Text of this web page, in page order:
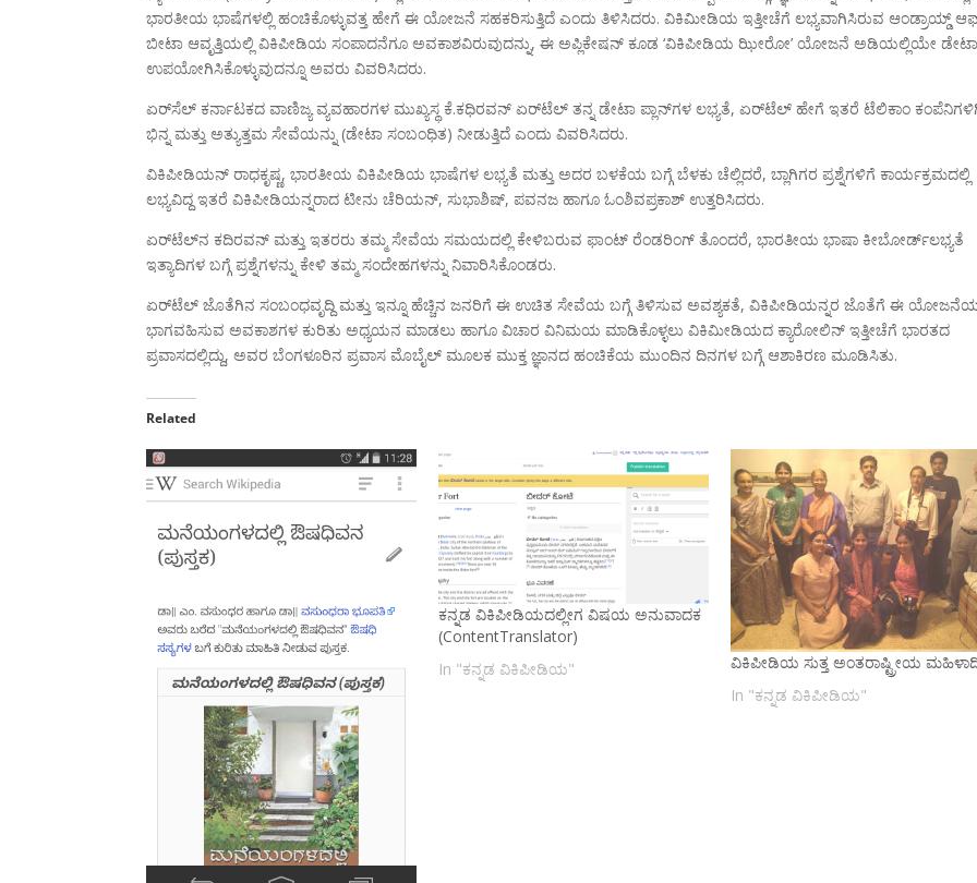
ಭಾರತೀಯ ಭಾಷೆಗಳಲ್ಲಿ ಹಂಚಿಕೊಳ್ಳುವತ್ತ ಹೇಗೆ ಈ ಯೋಜನೆ ಸಹಕರಿಸುತ್ತಿದೆ ಎಂದು ತಿಳಿಸಿದರು. ವಿಕಿಮೀಡಿಯ ಇತ್ತೀಚೆಗೆ ಲಭ್ಯವಾಗಿಸಿರುವ ಆಂಡ್ರಾಯ್ಡ್
ಬೀಟಾ ಆವೃತ್ತಿಯಲ್ಲಿ ವಿಕಿಪೀಡಿಯ ಸಂಪಾದನೆಗೂ ಅವಕಾಶವಿರುವುದನ್ನು, ಈ ಅಪ್ಲಿಕೇಷನ್ ಕೂಡ ‘ವಿಕಿಪೀಡಿಯ ಝೀರೋ’ ಯೋಜನೆ ಅಡಿಯಲ್ಲಿಯೇ
ಉಪಯೋಗಿಸಿಕೊಳ್ಳುವುದನ್ನೂ ಅವರು ವಿವರಿಸಿದರು.
ಏರ್‌ಸೆಲ್‌ ಕರ್ನಾಟಕದ ವಾಣಿಜ್ಯ ವ್ಯವಹಾರಗಳ ಮುಖ್ಯಸ್ಥ ಕೆ.ಕಧಿರವನ್ ಏರ್‌ಟೆಲ್ ತನ್ನ ಡೇಟಾ ಪ್ಲಾನ್‌ಗಳ ಲಭ್ಯತೆ, ಏರ್‌ಟೆಲ್ ಹೇಗೆ ಇತರೆ ಟೆಲಿಕಾಂ
ಭಿನ್ನ ಮತ್ತು ಅತ್ಯುತ್ತಮ ಸೇವೆಯನ್ನು (ಡೇಟಾ ಸಂಬಂಧಿತ) ನೀಡುತ್ತಿದೆ ಎಂದು ವಿವರಿಸಿದರು.
ವಿಕಿಪೀಡಿಯನ್ ರಾಧಕೃಷ್ಣ, ಭಾರತೀಯ ವಿಕಿಪೀಡಿಯ ಭಾಷೆಗಳ ಲಭ್ಯತೆ ಮತ್ತು ಅದರ ಬಳಕೆಯ ಬಗ್ಗೆ ಬೆಳಕು ಚೆಲ್ಲಿದರೆ, ಬ್ಲಾಗಿಗರ ಪ್ರಶ್ನೆಗಳಿಗೆ ಕಾರ್ಯಕ್ರಮದಲ್ಲಿ
ಲಭ್ಯವಿದ್ದ ಇತರೆ ವಿಕಿಪೀಡಿಯನ್ನರಾದ ಟೀನು ಚೆರಿಯನ್, ಸುಭಾಶಿಷ್, ಪವನಜ ಹಾಗೂ ಓಂಶಿವಪ್ರಕಾಶ್ ಉತ್ತರಿಸಿದರು.
ಏರ್‌ಟೆಲ್‌ನ ಕದಿರವನ್ ಮತ್ತು ಇತರರು ತಮ್ಮ ಸೇವೆಯ ಸಮಯದಲ್ಲಿ ಕೇಳಿಬರುವ ಫಾಂಟ್ ರೆಂಡರಿಂಗ್ ತೊಂದರೆ, ಭಾರತೀಯ ಭಾಷಾ ಕೀಬೋರ್ಡ್‌ಲಭ್ಯತೆ
ಇತ್ಯಾದಿಗಳ ಬಗ್ಗೆ ಪ್ರಶ್ನೆಗಳನ್ನು ಕೇಳಿ ತಮ್ಮ ಸಂದೇಹಗಳನ್ನು ನಿವಾರಿಸಿಕೊಂಡರು.
ಏರ್‌ಟೆಲ್ ಜೊತೆಗಿನ ಸಂಬಂಧವೃದ್ದಿ ಮತ್ತು ಇನ್ನೂ ಹೆಚ್ಚಿನ ಜನರಿಗೆ ಈ ಉಚಿತ ಸೇವೆಯ ಬಗ್ಗೆ ತಿಳಿಸುವ ಅವಶ್ಯಕತೆ, ವಿಕಿಪೀಡಿಯನ್ನರ ಜೊತೆಗೆ ಈ
ಭಾಗವಹಿಸುವ ಅವಕಾಶಗಳ ಕುರಿತು ಅಧ್ಯಯನ ಮಾಡಲು ಹಾಗೂ ವಿಚಾರ ವಿನಿಮಯ ಮಾಡಿಕೊಳ್ಳಲು ವಿಕಿಮೀಡಿಯದ ಕ್ಯಾರೋಲಿನ್ ಇತ್ತೀಚೆಗೆ ಭಾರತದ
ಪ್ರವಾಸದಲ್ಲಿದ್ದು, ಅವರ ಬೆಂಗಳೂರಿನ ಪ್ರವಾಸ ಮೊಬೈಲ್‌ ಮೂಲಕ ಮುಕ್ತ ಜ್ಞಾನದ ಹಂಚಿಕೆಯ ಮುಂದಿನ ದಿನಗಳ ಬಗ್ಗೆ ಆಶಾಕಿರಣ ಮೂಡಿಸಿತು.
Related
ಕನ್ನಡ ವಿಕಿಪೀಡಿಯದಲ್ಲೀಗ ವಿಷಯ ಅನುವಾದಕ
(ContentTranslator)
In "ಕನ್ನಡ ವಿಕಿಪೀಡಿಯ"
ವಿಕಿಪೀಡಿಯ ಸುತ್ತ ಅಂತರಾಷ್ಟ್ರೀಯ
In "ಕನ್ನಡ ವಿಕಿಪೀಡಿಯ"